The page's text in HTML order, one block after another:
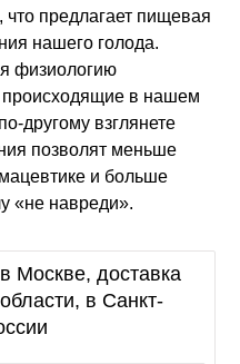
что предлагает пищевая
нашего голода.
физиологию
происходящие в нашем
другому взглянете
позволят меньше
и больше
«не навреди».
Москве, доставка
в Санкт-